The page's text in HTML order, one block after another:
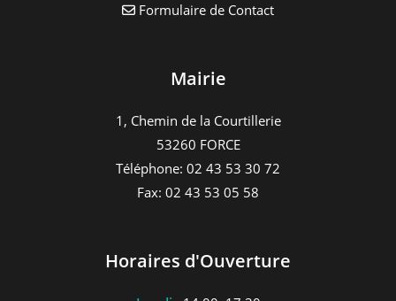
Formulaire de Contact
Mairie
1, Chemin de la Courtillerie
53260 FORCE
Téléphone: 02 43 53 30 72
Fax: 02 43 53 05 58
Horaires d'Ouverture